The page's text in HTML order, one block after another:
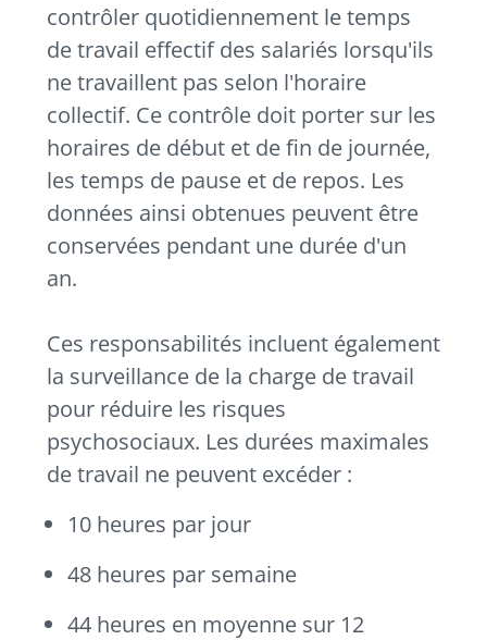
contrôler quotidiennement le temps
de travail effectif des salariés lorsqu'ils
ne travaillent pas selon l'horaire
collectif. Ce contrôle doit porter sur les
horaires de début et de fin de journée,
les temps de pause et de repos. Les
données ainsi obtenues peuvent être
conservées pendant une durée d'un
an.
Ces responsabilités incluent également
la surveillance de la charge de travail
pour réduire les risques
psychosociaux. Les durées maximales
de travail ne peuvent excéder :
10 heures par jour
48 heures par semaine
44 heures en moyenne sur 12